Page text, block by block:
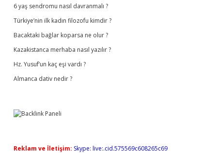
6 yaş sendromu nasıl davranmalı ?
Türkiye’nin ilk kadın filozofu kimdir ?
Bacaktaki bağlar koparsa ne olur ?
Kazakistanca merhaba nasıl yazılır ?
Hz. Yusuf’un kaç eşi vardı ?
Almanca dativ nedir ?
Reklam ve İletişim: Skype: live:.cid.575569c608265c69